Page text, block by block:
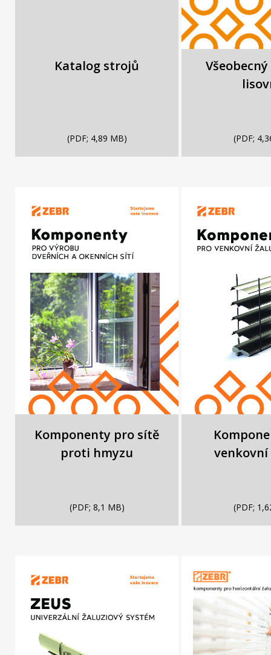
Katalog strojů
(PDF; 4,89 MB) (PDF;
Komponenty pro sítě
proti hmyzu
(PDF; 8,1 MB)
venkovní
(PDF;